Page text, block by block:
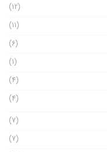
(12)
(11)
(6)
(1)
(4)
(4)
(7)
(7)